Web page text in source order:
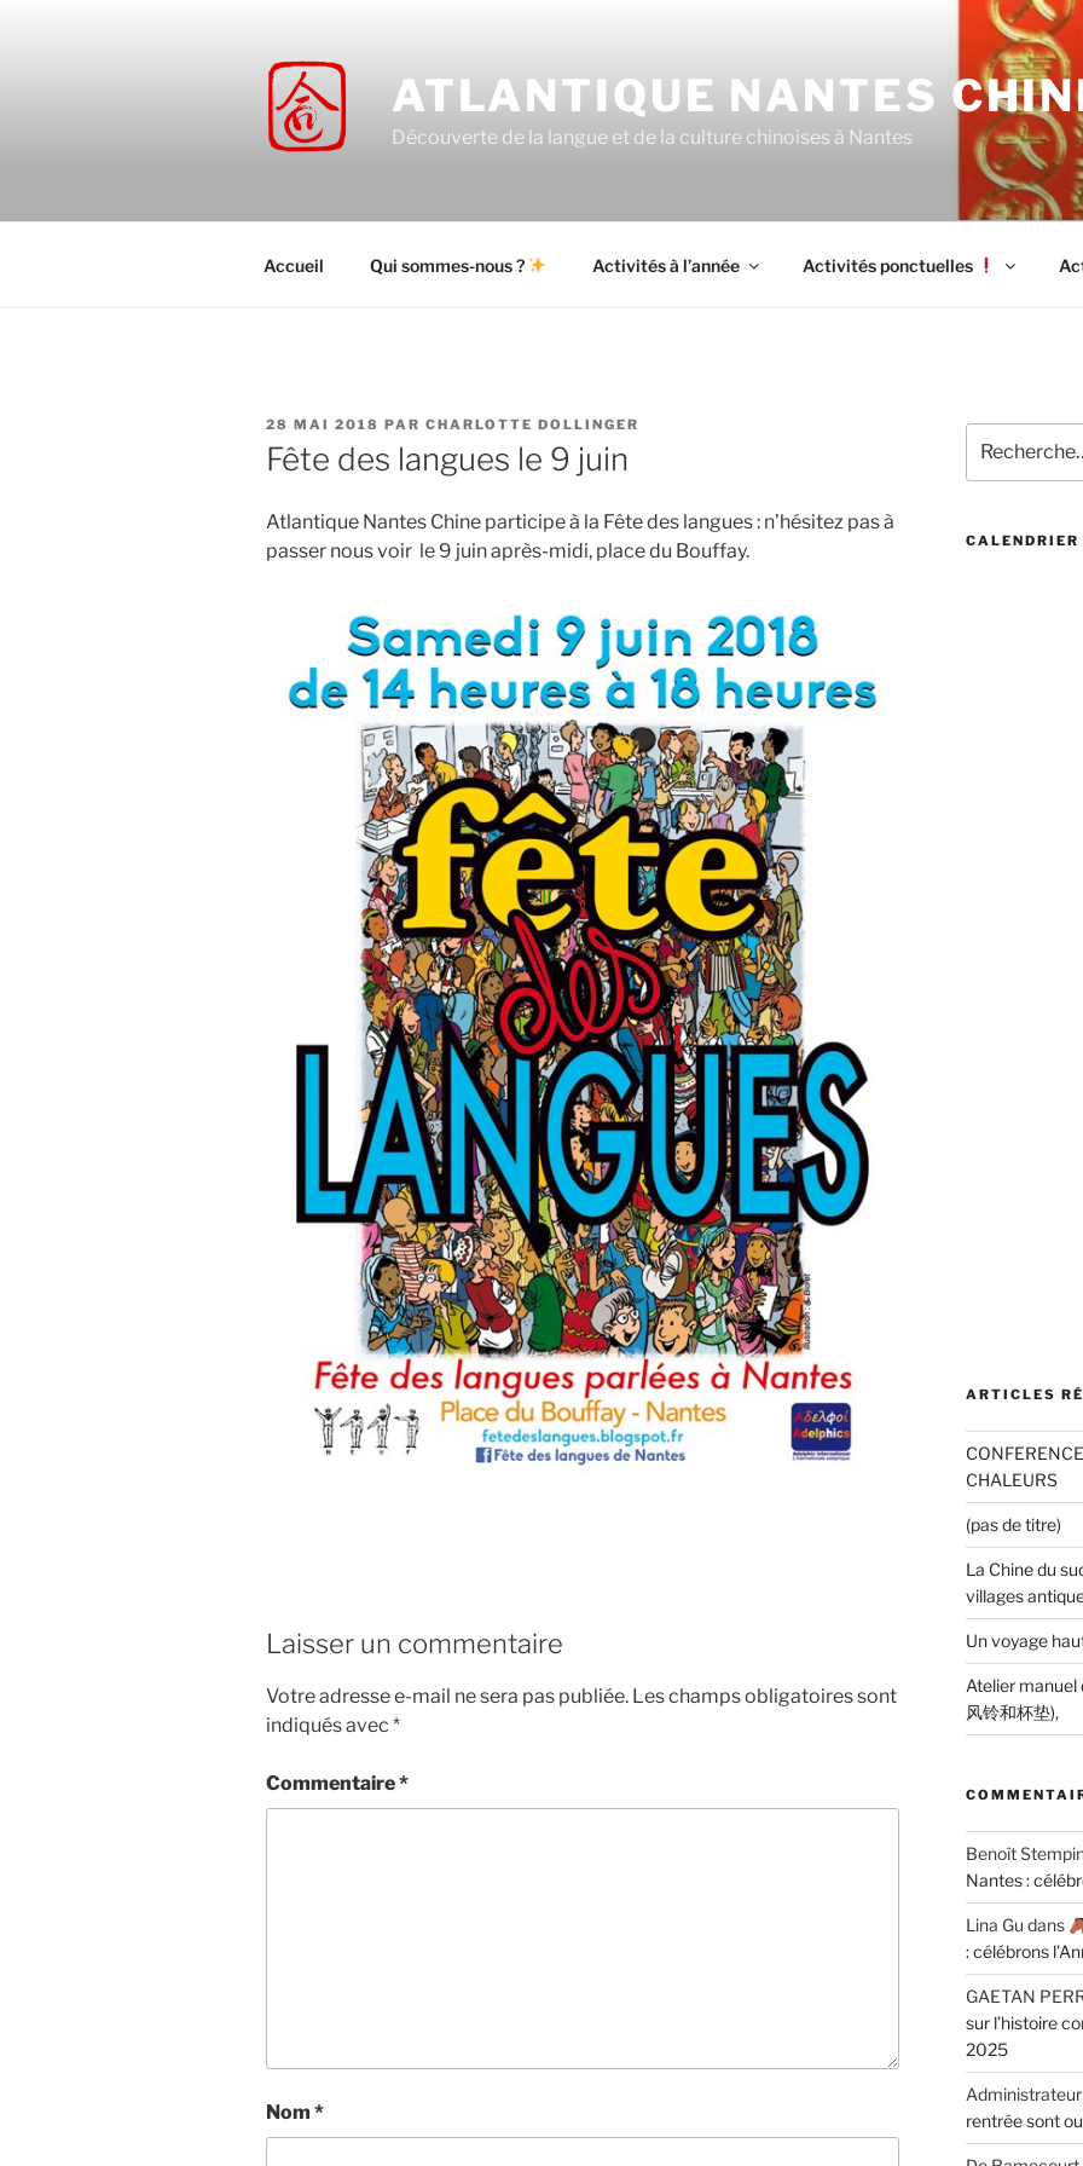
ATLANTIQUE NANTES
Découverte de la langue et de la culture chinoises à Nantes
Accueil Qui sommes-nous ? Activités à l’année Activités ponctuelles
PUBLIÉ
LE
28 MAI 2018 PAR CHARLOTTE DOLLINGER
Fête des langues le 9 juin
Atlantique Nantes Chine participe à la Fête des langues : n’hésitez pas à
passer nous voir le 9 juin après-midi, place du Bouffay.
Laisser un commentaire
Votre adresse e-mail ne sera pas publiée. Les champs obligatoires sont
indiqués avec *
Commentaire*
Nom *
pour
:
CALENDRIER
ARTICLES
CHALEURS
(pas de titre)
La Chine du
villages
Un voyage
Atelier manuel
风铃和杯垫),
Benoît
Nantes :
Lina Gu dans
: célébrons
GAETAN
sur l’histoire
2025
Administrateur
rentrée sont